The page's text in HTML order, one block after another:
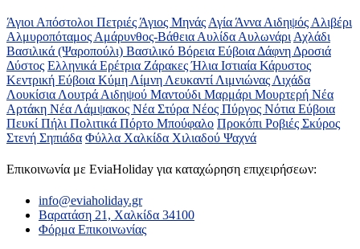
Άγιοι Απόστολοι Πετριές Άγιος Μηνάς Αγία Άννα Αιδηψός Αλιβέρι
Αλμυροπόταμος Αμάρυνθος-Βάθεια Αυλίδα Αυλωνάρι Αχλάδι
Βασιλικά (Ψαροπούλι) Βασιλικό Βόρεια Εύβοια Δάφνη Δροσιά
Δύστος Ελληνικά Ερέτρια ΖάρακεςΉλια Ιστιαία Κάρυστος
Κεντρική Εύβοια Κύμη Λίμνη Λευκαντί Λιμνιώνας Λιχάδα
Λουκίσια Λουτρά Αιδηψού Μαντούδι Μαρμάρι Μουρτερή Νέα
Αρτάκη Νέα Λάμψακος Νέα Στύρα Νέος Πύργος Νότια Εύβοια
Πευκί Πήλι Πολιτικά Πόρτο Μπούφαλο Προκόπι Ροβιές Σκύρος
Στενή Σηπιάδα Φύλλα Χαλκίδα Χιλιαδού Ψαχνά
Επικοινωνία με ΕviaHoliday για καταχώρηση επιχειρήσεων:
info@eviaholiday.gr
Βαρατάση 21, Χαλκίδα 34100
Φόρμα Επικοινωνίας